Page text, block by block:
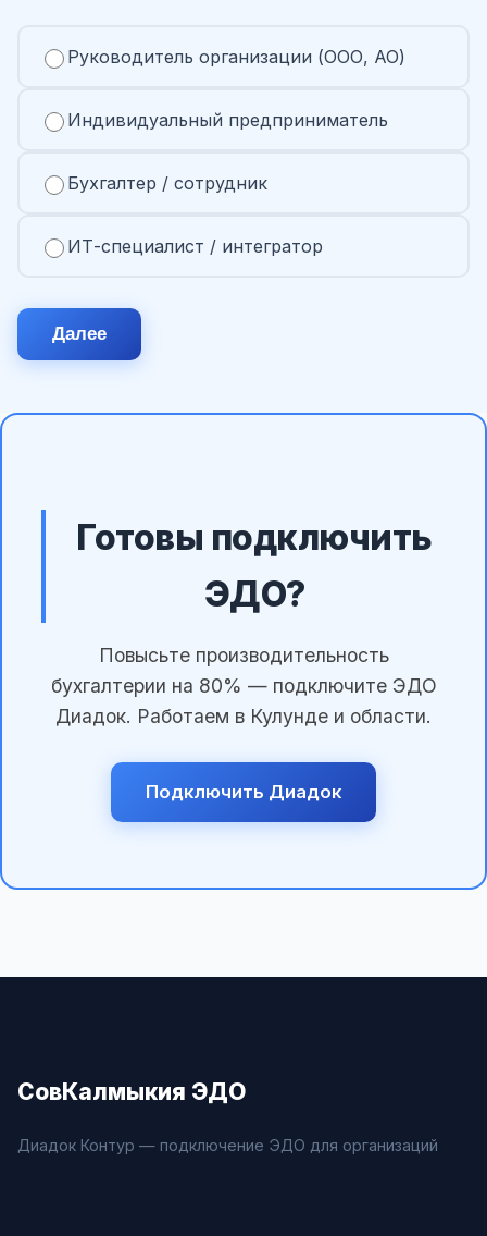
Руководитель организации (ООО, АО)
Индивидуальный предприниматель
Бухгалтер / сотрудник
ИТ-специалист / интегратор
Далее
Готовы подключить
ЭДО?
Повысьте производительность
бухгалтерии на 80% — подключите ЭДО
Диадок. Работаем в Кулунде и области.
Подключить Диадок
СовКалмыкия ЭДО
Диадок Контур — подключение ЭДО для организаций